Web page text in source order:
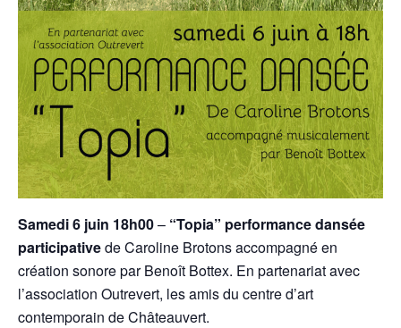
Samedi 6 juin 18h00– “Topia” performance dansée
participativede Caroline Brotons accompagné en
création sonore par Benoît Bottex. En partenariat avec
l’association Outrevert, les amis du centre d’art
contemporain de Châteauvert.